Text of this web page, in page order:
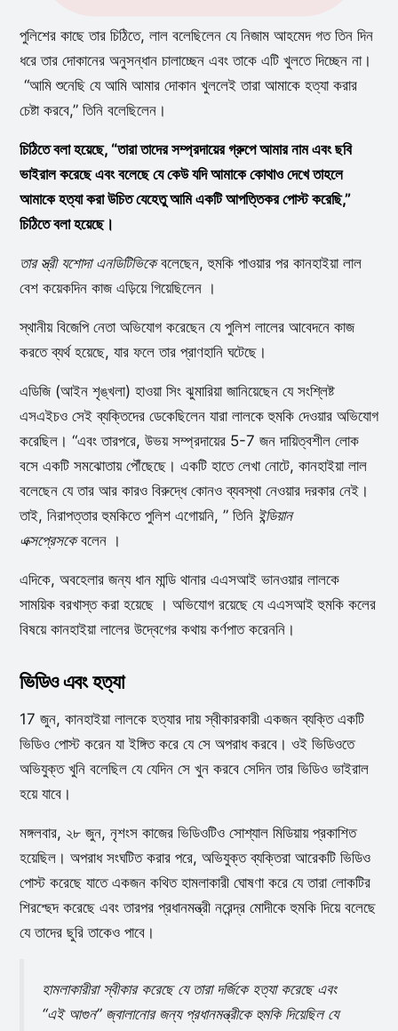
পুলিশের কাছে তার চিঠিতে, লাল বলেছিলেন যে নিজাম আহমেদ গত তিন দিন
ধরে তার দোকানের অনুসন্ধান চালাচ্ছেন এবং তাকে এটি খুলতে দিচ্ছেন না।
“আমি শুনেছি যে আমি আমার দোকান খুললেই তারা আমাকে হত্যা করার
চেষ্টা করবে,” তিনি বলেছিলেন।
চিঠিতে বলা হয়েছে, “তারা তাদের সম্প্রদায়ের গ্রুপে আমার নাম এবং ছবি
ভাইরাল করেছে এবং বলেছে যে কেউ যদি আমাকে কোথাও দেখে তাহলে
আমাকে হত্যা করা উচিত যেহেতু আমি একটি আপত্তিকর পোস্ট করেছি,”
চিঠিতে বলা হয়েছে।
তার স্ত্রী যশোদা এনডিটিভিকেবলেছেন, হুমকি পাওয়ার পর কানহাইয়া লাল
বেশ কয়েকদিন কাজ এড়িয়ে গিয়েছিলেন ।
স্থানীয় বিজেপি নেতা অভিযোগ করেছেন যে পুলিশ লালের আবেদনে কাজ
করতে ব্যর্থ হয়েছে, যার ফলে তার প্রাণহানি ঘটেছে।
এডিজি (আইন শৃঙ্খলা) হাওয়া সিং ঝুমারিয়া জানিয়েছেন যে সংশ্লিষ্ট
এসএইচও সেই ব্যক্তিদের ডেকেছিলেন যারা লালকে হুমকি দেওয়ার অভিযোগ
করেছিল। “এবং তারপরে, উভয় সম্প্রদায়ের 5-7 জন দায়িত্বশীল লোক
বসে একটি সমঝোতায় পৌঁছেছে। একটি হাতে লেখা নোটে, কানহাইয়া লাল
বলেছেন যে তার আর কারও বিরুদ্ধে কোনও ব্যবস্থা নেওয়ার দরকার নেই।
তাই, নিরাপত্তার হুমকিতে পুলিশ এগোয়নি, ” তিনি ইন্ডিয়ান
এক্সপ্রেসকেবলেন ।
এদিকে, অবহেলার জন্য ধান মান্ডি থানার এএসআই ভানওয়ার লালকে
সাময়িক বরখাস্ত করা হয়েছে । অভিযোগ রয়েছে যে এএসআই হুমকি কলের
বিষয়ে কানহাইয়া লালের উদ্বেগের কথায় কর্ণপাত করেননি।
ভিডিও এবং হত্যা
17 জুন, কানহাইয়া লালকে হত্যার দায় স্বীকারকারী একজন ব্যক্তি একটি
ভিডিও পোস্ট করেন যা ইঙ্গিত করে যে সে অপরাধ করবে। ওই ভিডিওতে
অভিযুক্ত খুনি বলেছিল যে যেদিন সে খুন করবে সেদিন তার ভিডিও ভাইরাল
হয়ে যাবে।
মঙ্গলবার, ২৮ জুন, নৃশংস কাজের ভিডিওটিও সোশ্যাল মিডিয়ায় প্রকাশিত
হয়েছিল। অপরাধ সংঘটিত করার পরে, অভিযুক্ত ব্যক্তিরা আরেকটি ভিডিও
পোস্ট করেছে যাতে একজন কথিত হামলাকারী ঘোষণা করে যে তারা লোকটির
শিরশ্ছেদ করেছে এবং তারপর প্রধানমন্ত্রী নরেন্দ্র মোদীকে হুমকি দিয়ে বলেছে
যে তাদের ছুরি তাকেও পাবে।
হামলাকারীরা স্বীকার করেছে যে তারা দর্জিকে হত্যা করেছে এবং
“এই আগুন” জ্বালানোর জন্য প্রধানমন্ত্রীকে হুমকি দিয়েছিল যে